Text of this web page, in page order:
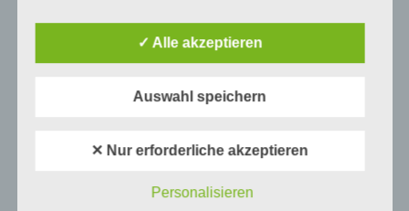
oder identifizierbare natürliche Person (im
Als identifizierbar wird eine natürliche
✓ Alle akzeptieren
Auswahl speichern
✕ Nur erforderliche akzeptieren
Personalisieren